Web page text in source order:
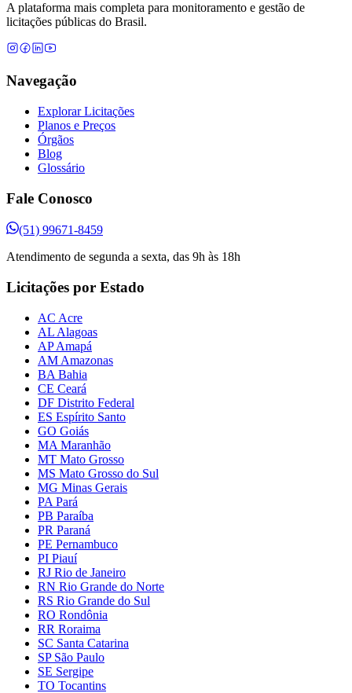
A plataforma mais completa para monitoramento e gestão de
licitações públicas do Brasil.
Navegação
Explorar Licitações
Planos e Preços
Órgãos
Blog
Glossário
Fale Conosco
(51) 99671-8459
Atendimento de segunda a sexta, das 9h às 18h
Licitações por Estado
AC Acre
AL Alagoas
AP Amapá
AM Amazonas
BA Bahia
CE Ceará
DF Distrito Federal
ES Espírito Santo
GO Goiás
MA Maranhão
MT Mato Grosso
MS Mato Grosso do Sul
MG Minas Gerais
PA Pará
PB Paraíba
PR Paraná
PE Pernambuco
PI Piauí
RJ Rio de Janeiro
RN Rio Grande do Norte
RS Rio Grande do Sul
RO Rondônia
RR Roraima
SC Santa Catarina
SP São Paulo
SE Sergipe
TO Tocantins